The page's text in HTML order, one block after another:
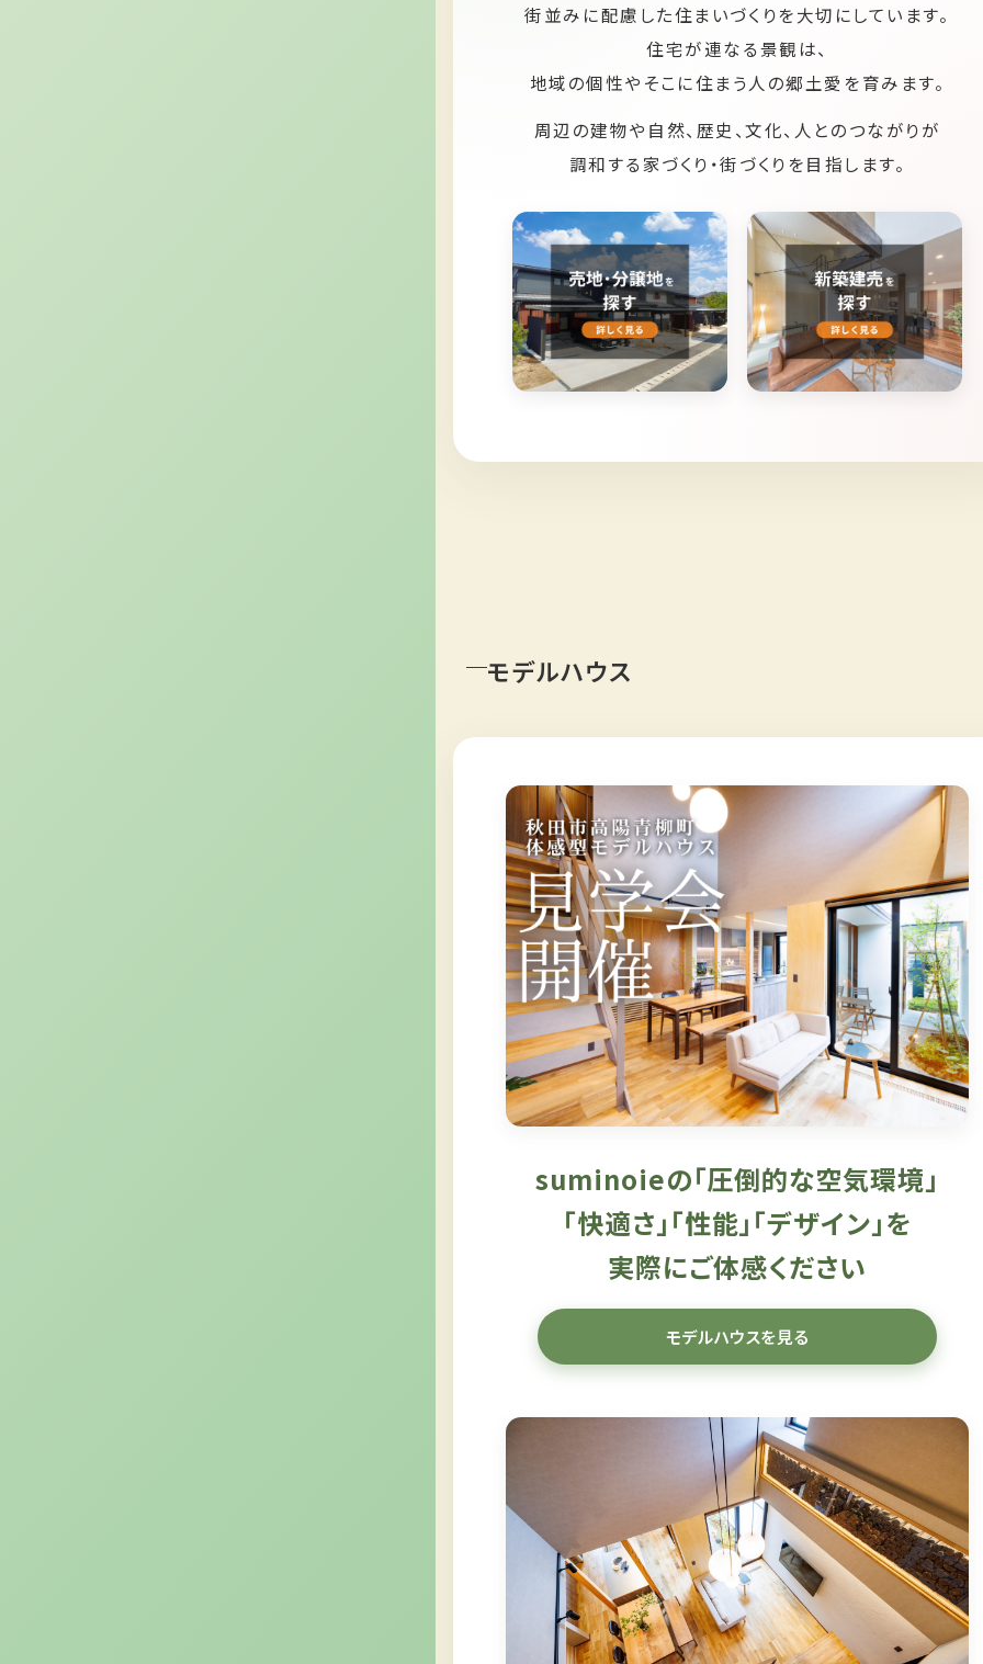
街並みに配慮した住まいづくりを大切にしています。
住宅が連なる景観は、
地域の個性やそこに住まう人の郷土愛を育みます。
周辺の建物や自然、歴史、文化、人とのつながりが
調和する家づくり・街づくりを目指します。
モデルハウス
suminoieの「圧倒的な空気環境」
「快適さ」「性能」「デザイン」を
実際にご体感ください
モデルハウスを見る